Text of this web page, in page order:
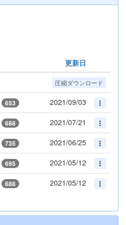
更新日
圧縮ダウンロード
653
2021/09/03
688
2021/07/21
735
2021/06/25
695
2021/05/12
688 2021/05/12